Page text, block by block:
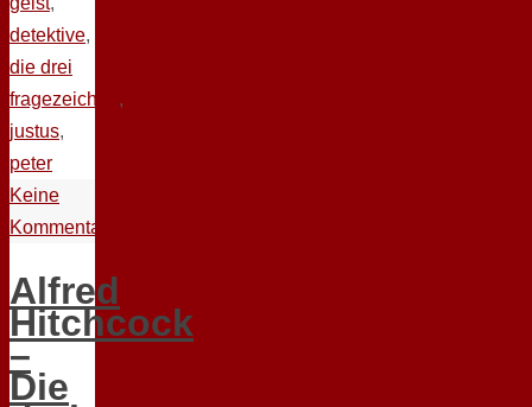
detektive,
die drei
fragezeichen ,
justus,
peter
Keine
Kommentare
Alfred
Hitchcock
–
Die